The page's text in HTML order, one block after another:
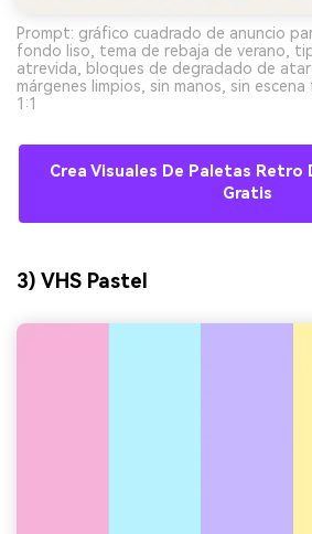
Prompt: gráfico cuadrado de anuncio
fondo liso, tema de rebaja de verano,
atrevida, bloques de degradado de
márgenes limpios, sin manos, sin
1:1
Crea Visuales De Paletas Retro
Gratis
3) VHS Pastel